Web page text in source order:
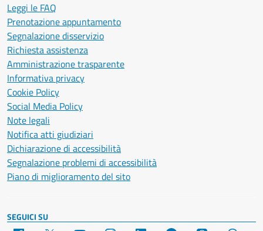
Leggi le FAQ
Prenotazione appuntamento
Segnalazione disservizio
Richiesta assistenza
Amministrazione trasparente
Informativa privacy
Cookie Policy
Social Media Policy
Note legali
Notifica atti giudiziari
Dichiarazione di accessibilità
Segnalazione problemi di accessibilità
Piano di miglioramento del sito
SEGUICI SU